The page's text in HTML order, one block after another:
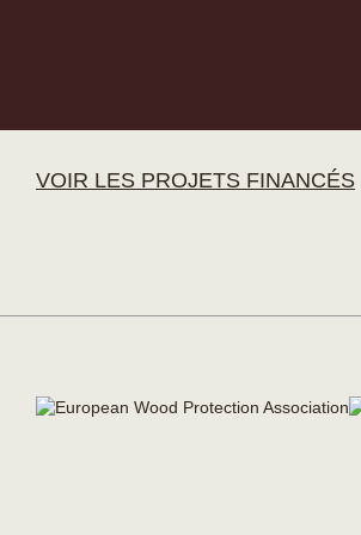
VOIR LES PROJETS FINANCÉS